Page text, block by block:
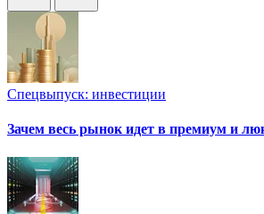
Спецвыпуск: инвестиции
Зачем весь рынок идет в премиум и